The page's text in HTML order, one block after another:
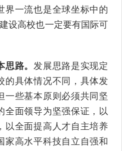
界一流也是全球坐标中的
设高校也一定要有国际可
思路。发展思路是实现定
的具体情况不同，具体发
一些基本原则必须共同坚
全面领导为坚强保证，以
以全面提高人才自主培养
家高水平科技自立自强和